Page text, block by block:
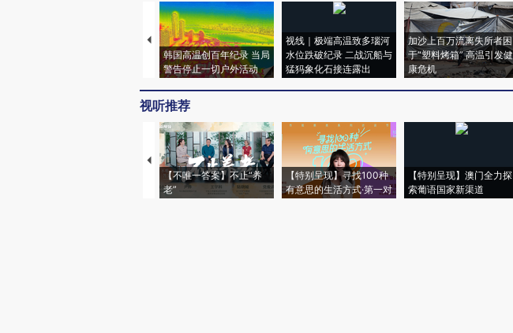
韩国高温创百年纪录 当局
警告停止一切户外活动
视线｜极端高温致多瑙河
水位跌破纪录 二战沉船与
猛犸象化石接连露出
加沙上百万流离失所者困
于“塑料烤箱” 高温引发健
康危机
视听推荐
【不唯一答案】不止“养
老”
【特别呈现】寻找100种
有意思的生活方式·第一对
【特别呈现】澳门全力探
索葡语国家新渠道